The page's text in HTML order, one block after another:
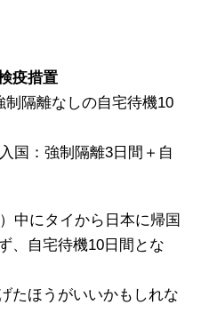
疫措置
制隔離なしの自宅待機10
国：強制隔離3日間＋自
中にタイから日本に帰国
、自宅待機10日間とな
たほうがいいかもしれな